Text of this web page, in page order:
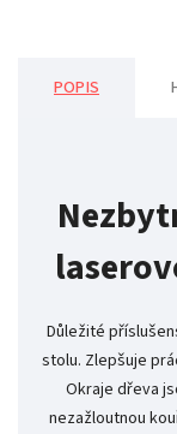
POPIS
Důležité
stolu. Zlepšuje
Okraje dřeva
nezažloutnou